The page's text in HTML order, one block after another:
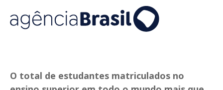
O total de estudantes matriculados no